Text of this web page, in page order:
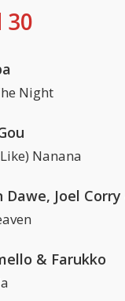
30
Night
Nanana
& Farukko